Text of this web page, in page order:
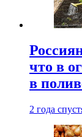
что в
в
2 года